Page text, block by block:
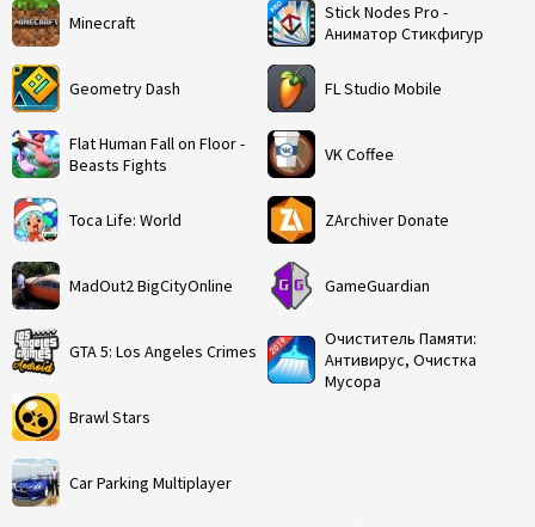
Minecraft
Geometry Dash
Flat Human Fall on Floor -
Beasts Fights
Toca Life: World
MadOut2 BigCityOnline
GTA 5: Los Angeles Crimes
Brawl Stars
Car Parking Multiplayer
Stick Nodes Pro -
Аниматор Стикфигур
FL Studio Mobile
VK Coffee
ZArchiver Donate
GameGuardian
Очиститель Памяти:
Антивирус, Очистка
Мусора